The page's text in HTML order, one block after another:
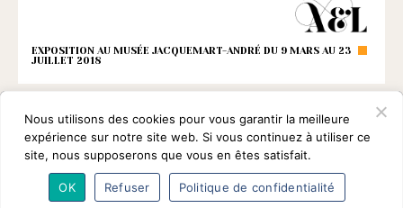
EXPOSITION AU MUSÉE JACQUEMART-ANDRÉ DU 9 MARS AU 23
JUILLET 2018
L’association Programmes Intervenants
Nous utilisons des cookies pour vous garantir la meilleure
expérience sur notre site web. Si vous continuez à utiliser ce
site, nous supposerons que vous en êtes satisfait.
OK Refuser Politique de confidentialité